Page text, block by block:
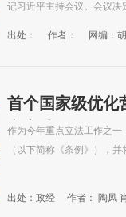
记习近平主持会议。会议决
出处： 作者： 网编：
首个国家级优化
方立法
作为今年重点立法工作之一
（以下简称《条例》），并
出处：政经 作者： 陶凤